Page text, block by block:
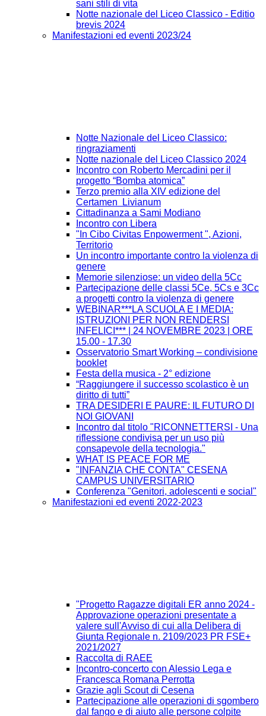
sani stili di vita
Notte nazionale del Liceo Classico - Editio
brevis 2024
Manifestazioni ed eventi 2023/24
Notte Nazionale del Liceo Classico:
ringraziamenti
Notte nazionale del Liceo Classico 2024
Incontro con Roberto Mercadini per il
progetto “Bomba atomica”
Terzo premio alla XIV edizione del
Certamen Livianum
Cittadinanza a Sami Modiano
Incontro con Libera
"In Cibo Civitas Enpowerment ", Azioni,
Territorio
Un incontro importante contro la violenza di
genere
Memorie silenziose: un video della 5Cc
Partecipazione delle classi 5Ce, 5Cs e 3Cc
a progetti contro la violenza di genere
WEBINAR***LA SCUOLA E I MEDIA:
ISTRUZIONI PER NON RENDERSI
INFELICI*** | 24 NOVEMBRE 2023 | ORE
15.00 - 17.30
Osservatorio Smart Working – condivisione
booklet
Festa della musica - 2° edizione
“Raggiungere il successo scolastico è un
diritto di tutti”
TRA DESIDERI E PAURE: IL FUTURO DI
NOI GIOVANI
Incontro dal titolo "RICONNETTERSI - Una
riflessione condivisa per un uso più
consapevole della tecnologia."
WHAT IS PEACE FOR ME
"INFANZIA CHE CONTA" CESENA
CAMPUS UNIVERSITARIO
Conferenza "Genitori, adolescenti e social"
Manifestazioni ed eventi 2022-2023
"Progetto Ragazze digitali ER anno 2024 -
Approvazione operazioni presentate a
valere sull'Avviso di cui alla Delibera di
Giunta Regionale n. 2109/2023 PR FSE+
2021/2027
Raccolta di RAEE
Incontro-concerto con Alessio Lega e
Francesca Romana Perrotta
Grazie agli Scout di Cesena
Partecipazione alle operazioni di sgombero
dal fango e di aiuto alle persone colpite